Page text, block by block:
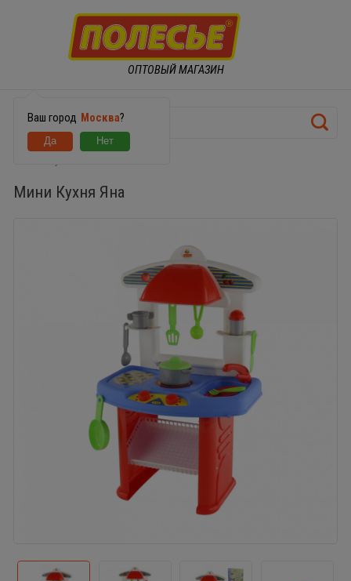
ОПТОВЫЙ МАГАЗИН
Ваш город Москва?
Мини Кухня Яна